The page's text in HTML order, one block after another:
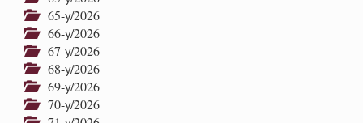
65-у/2026
66-у/2026
67-у/2026
68-у/2026
69-у/2026
70-у/2026